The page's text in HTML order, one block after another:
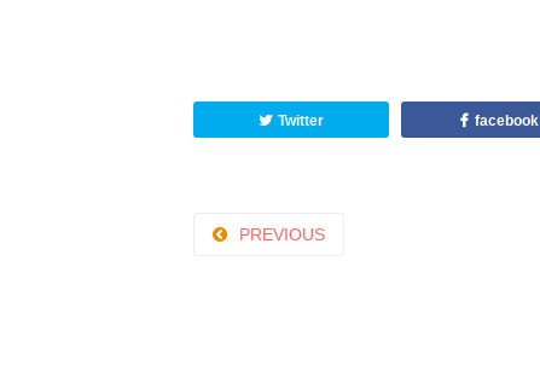
Twitter facebook
PREVIOUS